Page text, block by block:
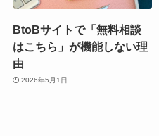
BtoBサイトで「無料相談
はこちら」が機能しない理
由
2026年5月1日